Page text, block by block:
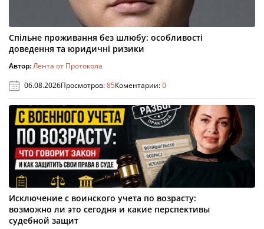
Спільне проживання без шлюбу: особливості
доведення та юридичні ризики
Автор:Лента от Протокола
06.08.2026Просмотров:85Коментарии:0
Исключение с воинского учета по возрасту:
возможно ли это сегодня и какие перспективы
судебной защит